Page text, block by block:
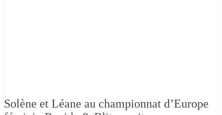
Solène et Léane au championnat d’Europe